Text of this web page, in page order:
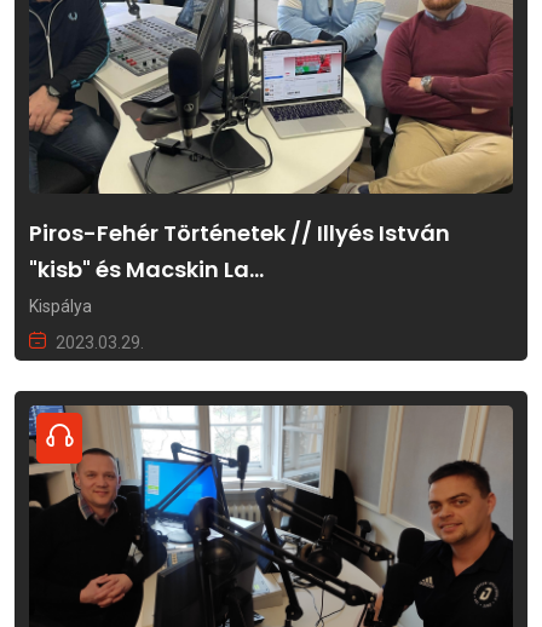
Piros-Fehér Történetek // Illyés István
"kisb" és Macskin La...
Kispálya
2023.03.29.